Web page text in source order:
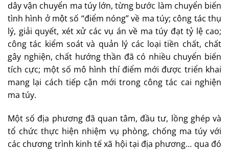
dây vận chuyển ma túy lớn, từng bước làm chuyển biến
tình hình ở một số “điểm nóng” về ma túy; công tác thụ
lý, giải quyết, xét xử các vụ án về ma túy đạt tỷ lệ cao;
công tác kiểm soát và quản lý các loại tiền chất, chất
gây nghiện, chất hướng thần đã có nhiều chuyển biến
tích cực; một số mô hình thí điểm mới được triển khai
mang lại cách tiếp cận mới trong công tác cai nghiện
ma túy.
Một số địa phương đã quan tâm, đầu tư, lồng ghép và
tổ chức thực hiện nhiệm vụ phòng, chống ma túy với
các chương trình kinh tế xã hội tại địa phương… qua đó